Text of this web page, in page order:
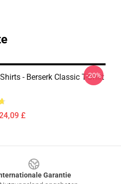
- Berserk Classic T-Shirt
£
-20%
Garantie